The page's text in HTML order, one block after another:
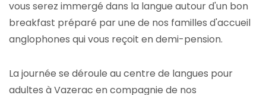
vous serez immergé dans la langue autour d'un bon
breakfast préparé par une de nos familles d'accueil
anglophones qui vous reçoit en demi-pension.
La journée se déroule au centre de langues pour
adultes à Vazerac en compagnie de nos